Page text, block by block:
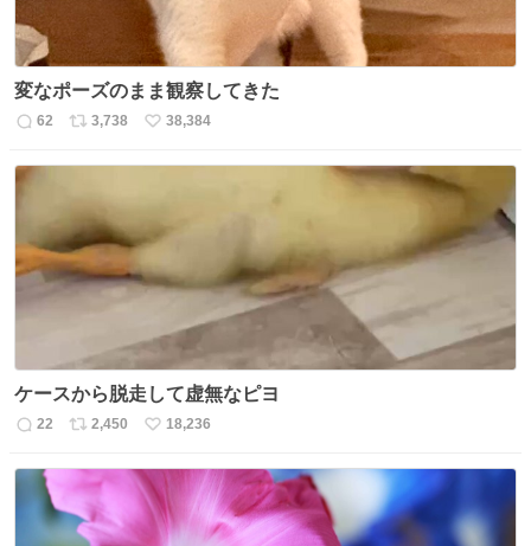
変なポーズのまま観察してきた
返
数
62
リ
数
3,738
い
38,384
ケースから脱走して虚無なピヨ
返
22
リ
ト
数
2,450
い
ね
数
18,236